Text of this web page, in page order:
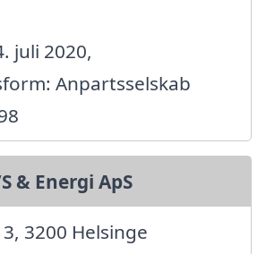
juli 2020,
Anpartsselskab
& Energi ApS
3200 Helsinge